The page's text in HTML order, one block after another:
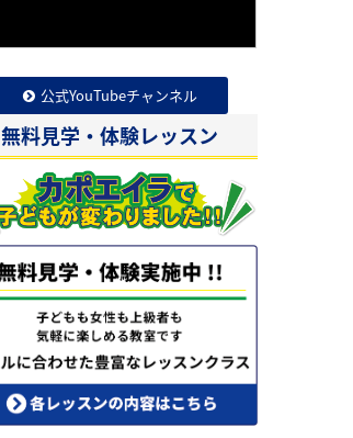
公式YouTubeチャンネル
無料見学・体験レッスン